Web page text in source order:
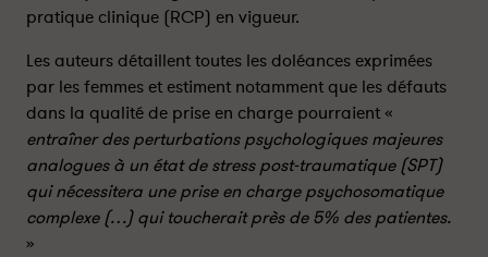
s
l
’
A
c
a
d
é
m
s
l
’
A
c
a
d
é
pratique clinique (RCP) en vigueur.
Les auteurs détaillent toutes les doléances exprimées
par les femmes et estiment notamment que les défauts
dans la qualité de prise en charge pourraient «
entraîner des perturbations psychologiques majeures
analogues à un état de stress post-traumatique (SPT)
qui nécessitera une prise en charge psychosomatique
complexe (…) qui toucherait près de 5% des patientes.
»